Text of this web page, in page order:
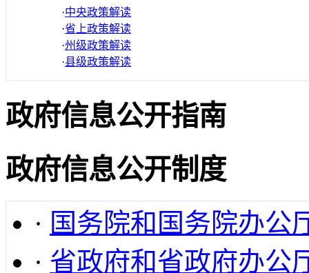
·中央政策解读
·省上政策解读
·州级政策解读
·县级政策解读
政府信息公开指南
政府信息公开制度
· 国务院和国务院办公
· 省政府和省政府办公